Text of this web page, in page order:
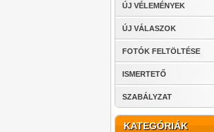
ÚJ VÉLEMÉNYEK
ÚJ VÁLASZOK
FOTÓK FELTÖLTÉSE
ISMERTETŐ
SZABÁLYZAT
KATEGÓRIÁK